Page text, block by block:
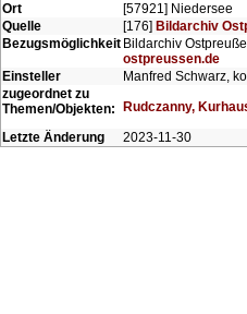
Ort
[57921] Niedersee
Quelle
[176] Bildarchiv
Bezugsmöglichkeit Bildarchiv
ostpreussen.de
Einsteller
Manfred Schwarz,
zugeordnet zu
Themen/Objekten:
Rudczanny,
Letzte Änderung
2023-11-30